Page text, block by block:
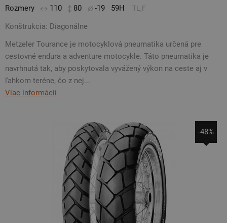
Rozmery 110 80 -19 59H TL,F
Konštrukcia: Diagonálne
Metzeler Tourance je motocyklová pneumatika určená pre
cestovné endura a adventure motocykle. Táto pneumatika je
navrhnutá tak, aby poskytovala vyvážený výkon na ceste aj v
ľahkom teréne, čo z nej...
Viac informácií
-48%